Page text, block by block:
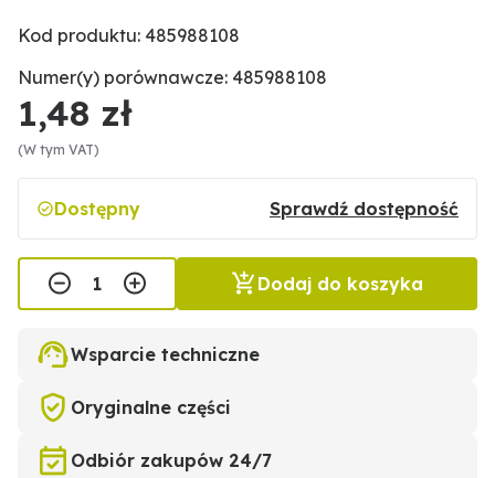
Kod produktu: 485988108
Numer(y) porównawcze: 485988108
1,48 zł
(W tym VAT)
Dostępny Sprawdź dostępność
Dodaj do koszyka
Wsparcie techniczne
Oryginalne części
Odbiór zakupów 24/7